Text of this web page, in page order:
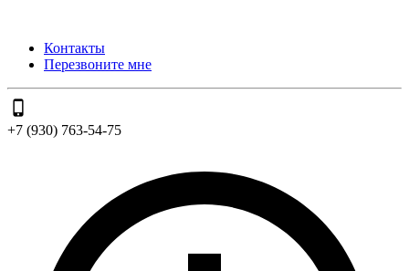
Контакты
Перезвоните мне
+7 (930) 763-54-75